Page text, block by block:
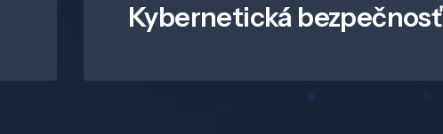
Kybernetická bezpečnosť